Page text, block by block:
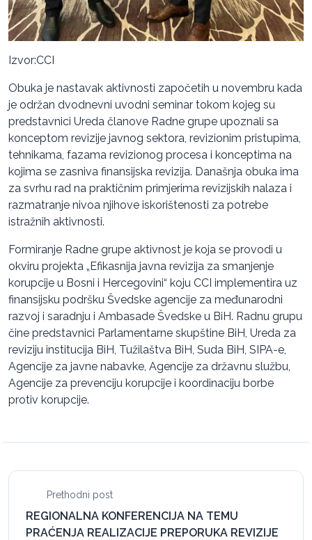
Izvor:CCI
Obuka je nastavak aktivnosti započetih u novembru kada
je održan dvodnevni uvodni seminar tokom kojeg su
predstavnici Ureda članove Radne grupe upoznali sa
konceptom revizije javnog sektora, revizionim pristupima,
tehnikama, fazama revizionog procesa i konceptima na
kojima se zasniva finansijska revizija. Današnja obuka ima
za svrhu rad na praktičnim primjerima revizijskih nalaza i
razmatranje nivoa njihove iskorištenosti za potrebe
istražnih aktivnosti.
Formiranje Radne grupe aktivnost je koja se provodi u
okviru projekta „Efikasnija javna revizija za smanjenje
korupcije u Bosni i Hercegovini“ koju CCI implementira uz
finansijsku podršku Švedske agencije za međunarodni
razvoj i saradnju i Ambasade Švedske u BiH. Radnu grupu
čine predstavnici Parlamentarne skupštine BiH, Ureda za
reviziju institucija BiH, Tužilaštva BiH, Suda BiH, SIPA-e,
Agencije za javne nabavke, Agencije za državnu službu,
Agencije za prevenciju korupcije i koordinaciju borbe
protiv korupcije.
Prethodni post
REGIONALNA KONFERENCIJA NA TEMU
PRAĆENJA REALIZACIJE PREPORUKA REVIZIJE